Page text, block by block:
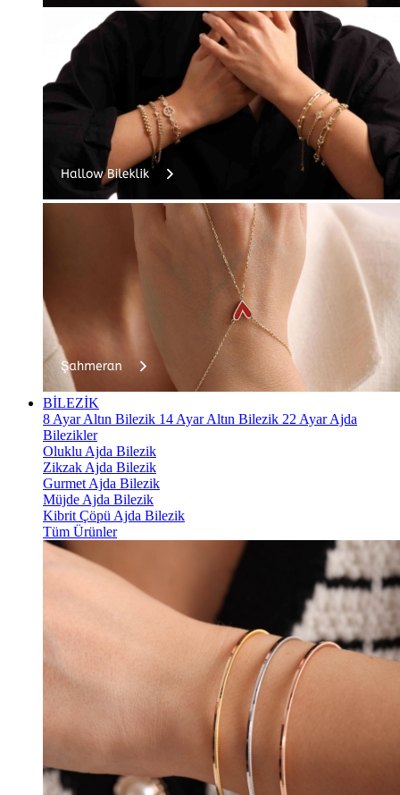
BİLEZİK
8 Ayar Altın Bilezik 14 Ayar Altın Bilezik 22 Ayar Ajda
Bilezikler
Oluklu Ajda Bilezik
Zikzak Ajda Bilezik
Gurmet Ajda Bilezik
Müjde Ajda Bilezik
Kibrit Çöpü Ajda Bilezik
Tüm Ürünler